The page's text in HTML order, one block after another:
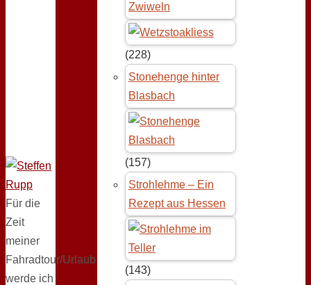
Für die
Zeit
meiner
Fahradtour/Urlaub
werde ich
Zwiweln
(228)
Stonehenge hinter
Blasbach
(157)
Strohlehme – Ein
Rezept aus Hessen
(143)